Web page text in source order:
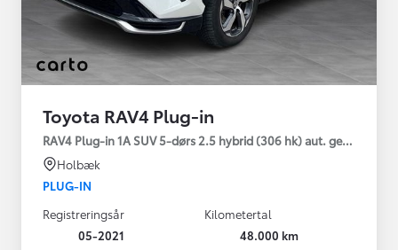
Toyota RAV4 Plug-in
RAV4 Plug-in 1A SUV 5-dørs 2.5 hybrid (306 hk) aut. gear AWD-i
Holbæk
PLUG-IN
Registreringsår
05-2021
Kilometertal
48.000 km